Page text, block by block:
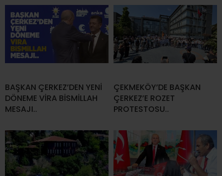
BAŞKAN ÇERKEZ’DEN YENİ
DÖNEME VİRA BİSMİLLAH
MESAJI..
ÇEKMEKÖY’DE BAŞKAN
ÇERKEZ’E ROZET
PROTESTOSU..